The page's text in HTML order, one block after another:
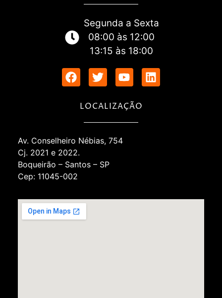
Segunda a Sexta
08:00 às 12:00
13:15 às 18:00
LOCALIZAÇÃO
Av. Conselheiro Nébias, 754
Cj. 2021 e 2022.
Boqueirão – Santos – SP
Cep: 11045-002